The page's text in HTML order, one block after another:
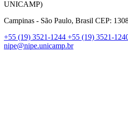
UNICAMP)
Campinas - São Paulo, Brasil CEP:
+55 (19) 3521-1244 +55 (19) 3521-
nipe@nipe.unicamp.br